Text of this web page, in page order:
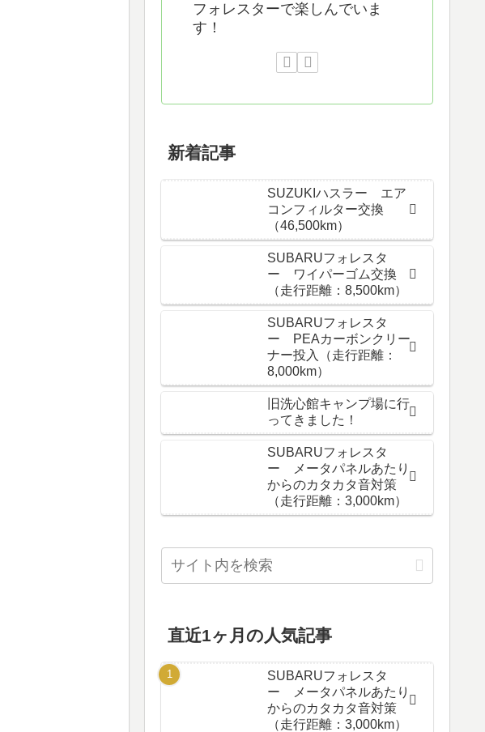
フォレスターで楽しんでいま
す！
新着記事
SUZUKIハスラー エア
コンフィルター交換
（46,500km）
SUBARUフォレスタ
ー ワイパーゴム交換
（走行距離：8,500km）
SUBARUフォレスタ
ー PEAカーボンクリー
ナー投入（走行距離：
8,000km）
旧洗心館キャンプ場に行
ってきました！
SUBARUフォレスタ
ー メータパネルあたり
からのカタカタ音対策
（走行距離：3,000km）
直近1ヶ月の人気記事
SUBARUフォレスタ
ー メータパネルあたり
からのカタカタ音対策
（走行距離：3,000km）